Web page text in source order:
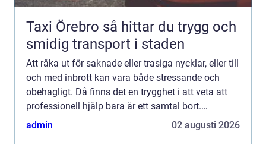
Taxi Örebro så hittar du trygg och
smidig transport i staden
Att råka ut för saknade eller trasiga nycklar, eller till
och med inbrott kan vara både stressande och
obehagligt. Då finns det en trygghet i att veta att
professionell hjälp bara är ett samtal bort.
Låssmed i M...
admin 02 augusti 2026